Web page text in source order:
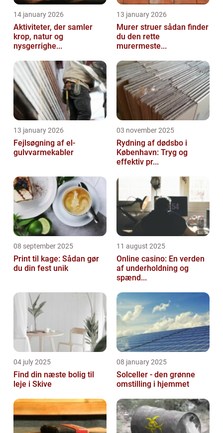
14 january 2026
Aktiviteter, der samler
krop, natur og
nysgerrighe...
13 january 2026
Murer struer sådan finder
du den rette
murermeste...
13 january 2026
Fejlsøgning af el-
gulvvarmekabler
03 november 2025
Rydning af dødsbo i
København: Tryg og
effektiv pr...
08 september 2025
Print til kage: Sådan gør
du din fest unik
11 august 2025
Online casino: En verden
af underholdning og
spænd...
04 july 2025
Find din næste bolig til
leje i Skive
08 january 2025
Solceller - den grønne
omstilling i hjemmet